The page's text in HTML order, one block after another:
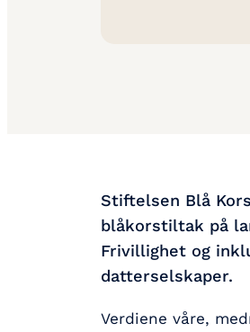
Stiftelsen Blå
blåkorstiltak på
Frivillighet og
datterselskaper.
Verdiene våre,